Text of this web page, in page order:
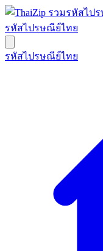
รหัสไปรษณีย์ไทย
รหัสไปรษณีย์ไทย